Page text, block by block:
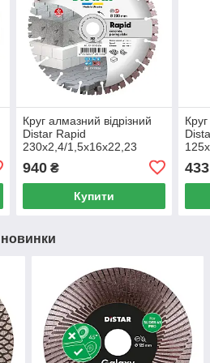
Круг алмазний вiдрiзний
Distar Rapid
230x2,4/1,5x16x22,23
940₴
Купити
433
новинки